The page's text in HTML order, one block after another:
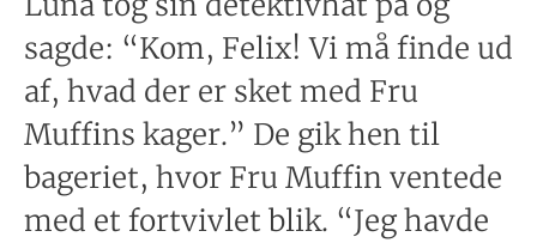
sagde: “Kom, Felix! Vi må finde ud
af, hvad der er sket med Fru
Muffins kager.” De gik hen til
bageriet, hvor Fru Muffin ventede
med et fortvivlet blik. “Jeg havde